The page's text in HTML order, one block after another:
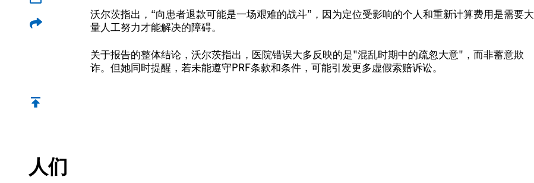
沃尔茨指出，“向患者退款可能是一场艰难的战斗”，因为定位受影响的个人和重新计算费用是需要大
量人工努力才能解决的障碍。
关于报告的整体结论，沃尔茨指出，医院错误大多反映的是"混乱时期中的疏忽大意"，而非蓄意欺
诈。但她同时提醒，若未能遵守PRF条款和条件，可能引发更多虚假索赔诉讼。
人们